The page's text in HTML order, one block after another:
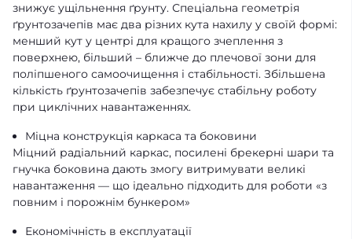
знижує ущільнення ґрунту. Спеціальна геометрія
ґрунтозачепів має два різних кута нахилу у своїй формі:
менший кут у центрі для кращого зчеплення з
поверхнею, більший – ближче до плечової зони для
поліпшеного самоочищення і стабільності. Збільшена
кількість ґрунтозачепів забезпечує стабільну роботу
при циклічних навантаженнях.
Міцна конструкція каркаса та боковини
Міцний радіальний каркас, посилені брекерні шари та
гнучка боковина дають змогу витримувати великі
навантаження — що ідеально підходить для роботи «з
повним і порожнім бункером»
Економічність в експлуатації